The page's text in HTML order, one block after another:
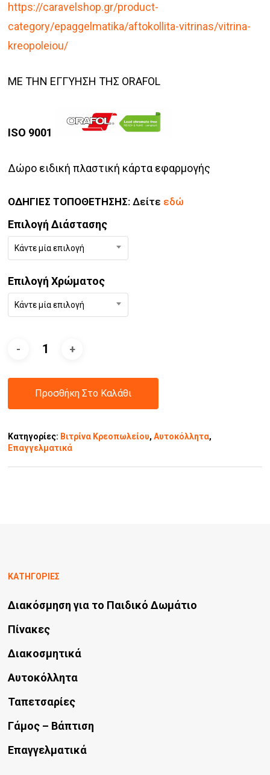
https://caravelshop.gr/product-
category/epaggelmatika/aftokollita-vitrinas/vitrina-
kreopoleiou/
ΜΕ ΤΗΝ ΕΓΓΥΗΣΗ ΤΗΣ ORAFOL
ISO 9001
Δώρο ειδική πλαστική κάρτα εφαρμογής
ΟΔΗΓΙΕΣ ΤΟΠΟΘΕΤΗΣΗΣ: Δείτε εδώ
Επιλογή Διάστασης
Κάντε μία επιλογή
Επιλογή Χρώματος
Κάντε μία επιλογή
Προσθήκη Στο Καλάθι
Κατηγορίες: Βιτρίνα Κρεοπωλείου,Αυτοκόλλητα,
Επαγγελματικά
ΚΑΤΗΓΟΡΙΕΣ
Διακόσμηση για το Παιδικό Δωμάτιο
Πίνακες
Διακοσμητικά
Αυτοκόλλητα
Ταπετσαρίες
Γάμος – Βάπτιση
Επαγγελματικά